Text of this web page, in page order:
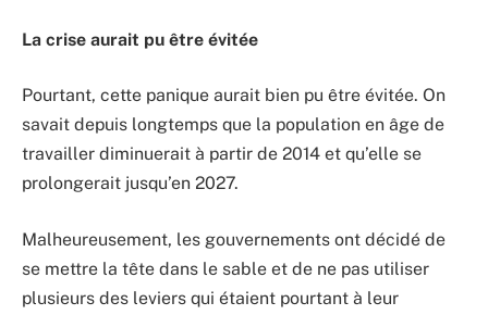
La crise aurait pu être évitée
Pourtant, cette panique aurait bien pu être évitée. On
savait depuis longtemps que la population en âge de
travailler diminuerait à partir de 2014 et qu’elle se
prolongerait jusqu’en 2027.
Malheureusement, les gouvernements ont décidé de
se mettre la tête dans le sable et de ne pas utiliser
plusieurs des leviers qui étaient pourtant à leur